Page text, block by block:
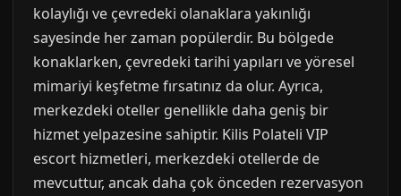
kolaylığı ve çevredeki olanaklara yakınlığı
sayesinde her zaman popülerdir. Bu bölgede
konaklarken, çevredeki tarihi yapıları ve yöresel
mimariyi keşfetme fırsatınız da olur. Ayrıca,
merkezdeki oteller genellikle daha geniş bir
hizmet yelpazesine sahiptir. Kilis Polateli VIP
escort hizmetleri, merkezdeki otellerde de
mevcuttur, ancak daha çok önceden rezervasyon